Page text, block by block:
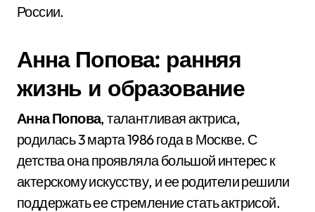
России.
Анна Попова: ранняя
жизнь и образование
Анна Попова, талантливая актриса,
родилась 3 марта 1986 года в Москве. С
детства она проявляла большой интерес к
актерскому искусству, и ее родители решили
поддержать ее стремление стать актрисой.